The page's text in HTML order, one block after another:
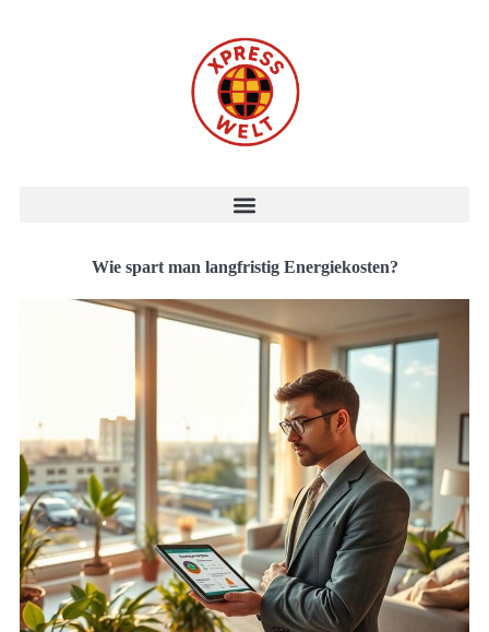
Wie spart man langfristig Energiekosten?